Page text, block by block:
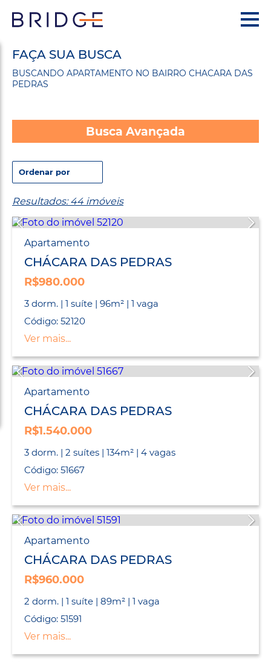
FAÇA SUA BUSCA
BUSCANDO APARTAMENTO NO BAIRRO CHACARA DAS
PEDRAS
Busca Avançada
Resultados: 44 imóveis
Apartamento
CHÁCARA DAS PEDRAS
R$980.000
3 dorm. | 1 suíte | 96m² | 1 vaga
Código: 52120
Ver mais...
Apartamento
CHÁCARA DAS PEDRAS
R$1.540.000
3 dorm. | 2 suítes | 134m² | 4 vagas
Código: 51667
Ver mais...
Apartamento
CHÁCARA DAS PEDRAS
R$960.000
2 dorm. | 1 suíte | 89m² | 1 vaga
Código: 51591
Ver mais...